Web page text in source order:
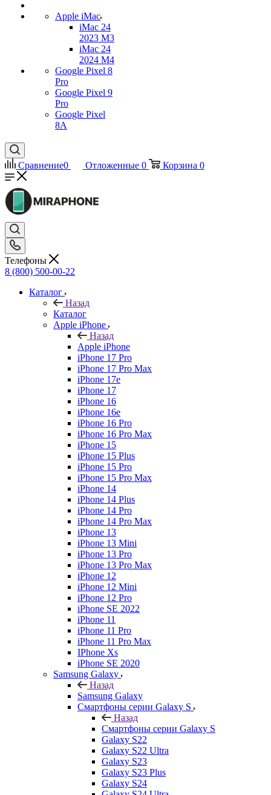
Apple iMac
iMac 24
2023 M3
iMac 24
2024 M4
Google Pixel 8
Pro
Google Pixel 9
Pro
Google Pixel
8A
Сравнение0 Отложенные 0 Корзина 0
Телефоны
8 (800) 500-00-22
Каталог
Назад
Каталог
Apple iPhone
Назад
Apple iPhone
iPhone 17 Pro
iPhone 17 Pro Max
iPhone 17e
iPhone 17
iPhone 16
iPhone 16e
iPhone 16 Pro
iPhone 16 Pro Max
iPhone 15
iPhone 15 Plus
iPhone 15 Pro
iPhone 15 Pro Max
iPhone 14
iPhone 14 Plus
iPhone 14 Pro
iPhone 14 Pro Max
iPhone 13
iPhone 13 Mini
iPhone 13 Pro
iPhone 13 Pro Max
iPhone 12
iPhone 12 Mini
iPhone 12 Pro
iPhone SE 2022
iPhone 11
iPhone 11 Pro
iPhone 11 Pro Max
IPhone Xs
iPhone SE 2020
Samsung Galaxy
Назад
Samsung Galaxy
Смартфоны серии Galaxy S
Назад
Смартфоны серии Galaxy S
Galaxy S22
Galaxy S22 Ultra
Galaxy S23
Galaxy S23 Plus
Galaxy S24